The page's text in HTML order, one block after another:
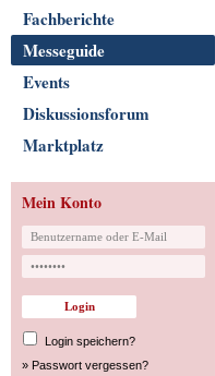
Fachberichte
Messeguide
Events
Diskussionsforum
Marktplatz
Mein Konto
Login speichern?
» Passwort vergessen?